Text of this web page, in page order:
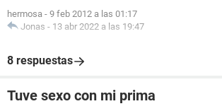
hermosa - 9 feb 2012 a las 01:17
Jonas - 13 abr 2022 a las 19:47
8 respuestas
Tuve sexo con mi prima